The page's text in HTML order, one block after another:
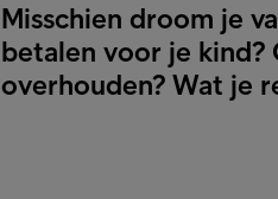
Misschien droom je
betalen voor je kind?
overhouden? Wat je